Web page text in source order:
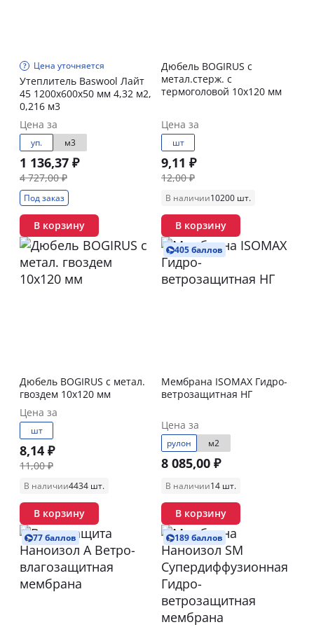
Цена уточняется
Утеплитель Baswool Лайт
45 1200х600х50 мм 4,32 м2,
0,216 м3
Цена за
уп. м3
1 136,37 ₽
4 727,00 ₽
Под заказ
В корзину
Дюбель BOGIRUS с
метал.стерж. с
термоголовой 10х120 мм
Цена за
шт
9,11 ₽
12,00 ₽
В наличии10200 шт.
В корзину
Дюбель BOGIRUS с метал.
гвоздем 10х120 мм
Цена за
шт
8,14 ₽
11,00 ₽
В наличии4434 шт.
В корзину
405 баллов
Мембрана ISOMAX Гидро-
ветрозащитная НГ
Цена за
рулон м2
8 085,00 ₽
В наличии14 шт.
В корзину
77 баллов 189 баллов